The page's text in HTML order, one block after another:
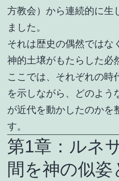
方教会）から連続的に生
ました。
それは歴史の偶然ではな
神的土壌がもたらした必
ここでは、それぞれの時
を示しながら、どのよう
が近代を動かしたのかを
す。
第1章：ルネ
間を神の似姿